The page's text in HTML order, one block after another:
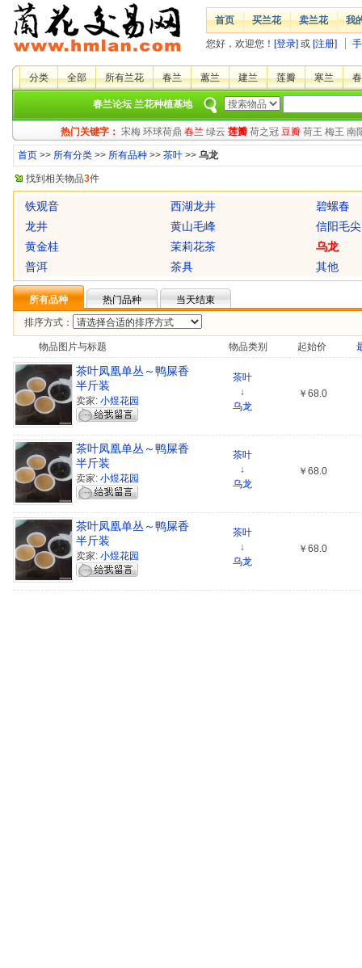
首页 买兰花 卖兰花 我
您好，欢迎您！ [登录] 或 [注册]
分类 全部 所有兰花 春兰 蕙兰 建兰 莲瓣 寒兰
春兰论坛 兰花种植基地
热门关键字： 宋梅 环球荷鼎 春兰 绿云 莲瓣 荷之冠 豆瓣 荷王 梅王 南
首页 >> 所有分类 >> 所有品种 >> 茶叶 >> 乌龙
找到相关物品3件
铁观音 西湖龙井
碧螺春
龙井
黄山毛峰
信阳毛尖
黄金桂
茉莉花茶
乌龙
普洱
茶具 其他
所有品种 热门品种
当天结束
排序方式：
物品图片与标题 物品类别 起始价
茶叶凤凰单丛～鸭屎香
半斤装
卖家: 小煜花园
茶叶
↓
乌龙
￥68.0
茶叶凤凰单丛～鸭屎香
半斤装
卖家: 小煜花园
茶叶
↓
乌龙
￥68.0
茶叶凤凰单丛～鸭屎香
半斤装
卖家: 小煜花园
茶叶
↓
乌龙
￥68.0